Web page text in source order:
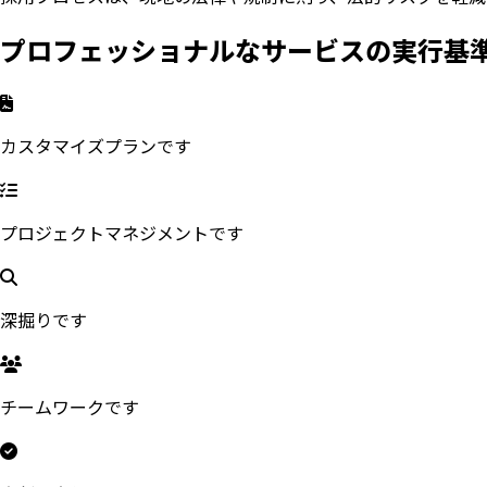
プロフェッショナルなサービスの実行基
カスタマイズプランです
プロジェクトマネジメントです
深掘りです
チームワークです